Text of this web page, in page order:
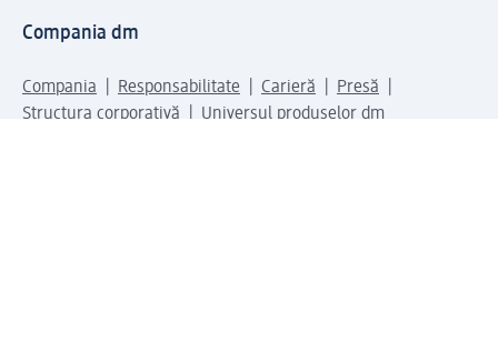
Compania dm
Compania Responsabilitate Carieră
Presă
Structura corporativă
Universul produselor dm